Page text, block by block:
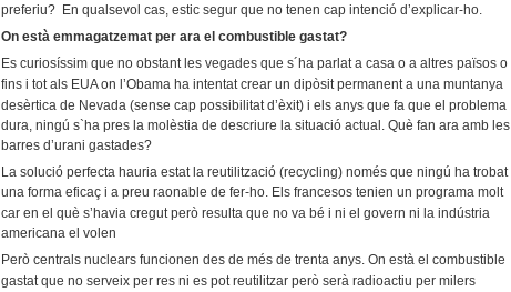
preferiu? En qualsevol cas, estic segur que no tenen cap intenció d’explicar-ho.
On està emmagatzemat per ara el combustible gastat?
Es curiosíssim que no obstant les vegades que s´ha parlat a casa o a altres països o
fins i tot als EUA on l’Obama ha intentatcrear un dipòsit permanent a una muntanya
desèrtica de Nevada (sense cap possibilitat d’èxit) i els anys que fa que el problema
dura, ningú s`ha pres la molèstia de descriure la situació actual. Què fan ara amb les
barres d’urani gastades?
La solució perfecta hauria estat la reutilització (recycling) només que ningú ha trobat
una forma eficaç i a preu raonable de fer-ho. Els francesos tenien un programa molt
car en el què s’havia cregut però resulta que no va bé i ni el govern ni la indústria
americana el volen
Però centrals nuclears funcionen des de més de trenta anys. On està el combustible
gastat que no serveix per res ni es pot reutilitzar però serà radioactiu per milers